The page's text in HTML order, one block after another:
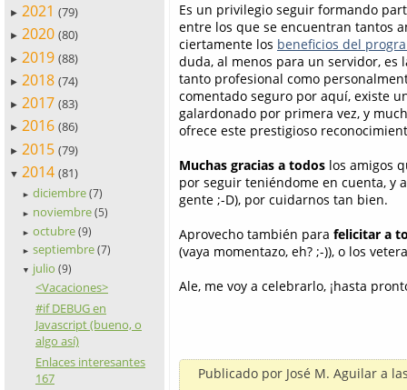
► 2021 (79)
► 2020 (80)
► 2019 (88)
► 2018 (74)
► 2017 (83)
► 2016 (86)
► 2015 (79)
▼ 2014 (81)
► diciembre (7)
► noviembre (5)
► octubre (9)
► septiembre (7)
▼ julio (9)
<Vacaciones>
#if DEBUG en
Javascript (bueno, o
algo así)
Enlaces interesantes
167
Es un privilegio seguir formando
entre los que se encuentran tantos
ciertamente los beneficios del
duda, al menos para un servidor,
tanto profesional como
comentado seguro por aquí, existe
galardonado por primera vez, y
ofrece este prestigioso
Muchas gracias a todos los amigos
por seguir teniéndome en cuenta, y
gente ;-D), por cuidarnos tan bien.
Aprovecho también para felicitar a
(vaya momentazo, eh? ;-)), o los
Ale, me voy a celebrarlo, ¡hasta
Publicado por José M. Aguilar a